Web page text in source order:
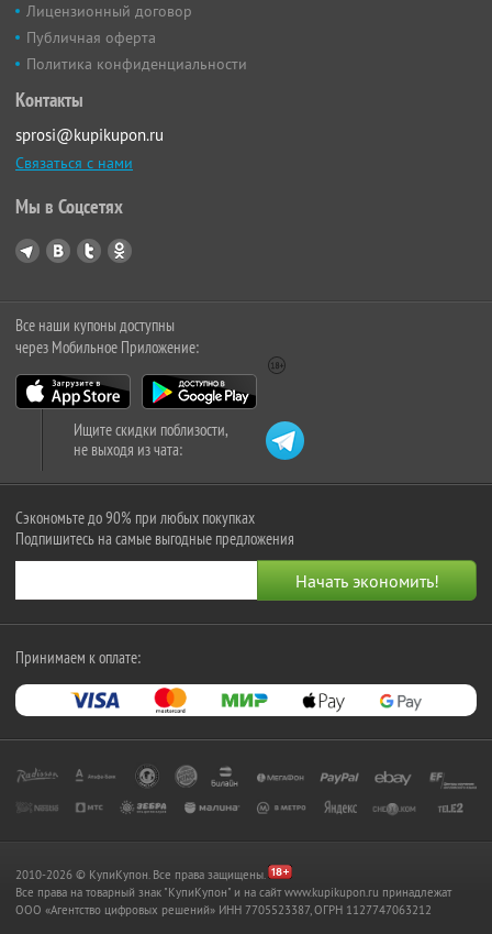
Лицензионный договор
Публичная оферта
Политика конфиденциальности
Контакты
sprosi@kupikupon.ru
Связаться с нами
Мы в Соцсетях
Все наши купоны доступны
через Мобильное Приложение:
Ищите скидки поблизости,
не выходя из чата:
Сэкономьте до 90% при любых покупках
Подпишитесь на самые выгодные предложения
Принимаем к оплате:
2010-2026 © КупиКупон. Все права защищены.
Все права на товарный знак "КупиКупон" и на сайт www.kupikupon.ru принадлежат
OOO «Агентство цифровых решений» ИНН 7705523387, ОГРН 1127747063212